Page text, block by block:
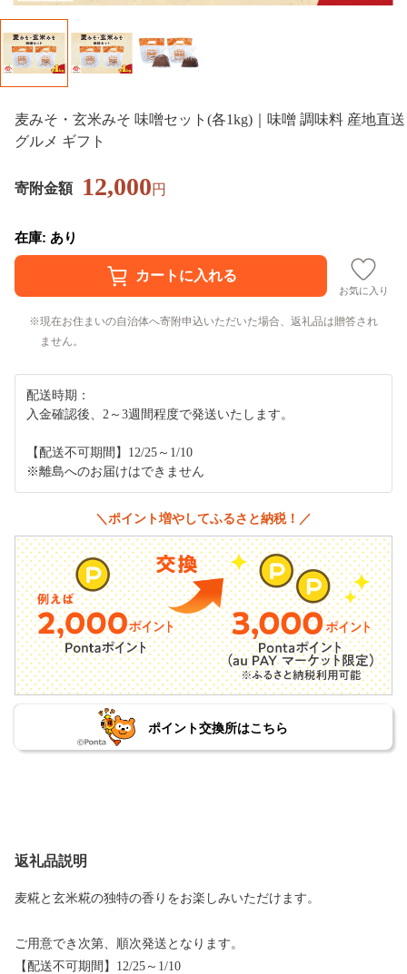
麦みそ・玄米みそ 味噌セット(各1kg)｜味噌 調味料 産地直送
グルメ ギフト
寄附金額 12,000円
在庫: あり
お気に入り
現在お住まいの自治体へ寄附申込いただいた場合、返礼品は贈答され
ません。
配送時期：
入金確認後、2～3週間程度で発送いたします。
【配送不可期間】12/25～1/10
※離島へのお届けはできません
＼ポイント増やしてふるさと納税！／
ポイント交換所はこちら
返礼品説明
麦糀と玄米糀の独特の香りをお楽しみいただけます。
ご用意でき次第、順次発送となります。
【配送不可期間】12/25～1/10